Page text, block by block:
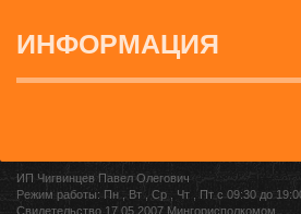
ИНФОРМАЦИЯ
ИП Чигвинцев Павел Олегович
Режим работы: Пн , Вт , Ср , Чт , Пт c 09:30 до
Свидетельство 17.05.2007 Мингорисполкомом